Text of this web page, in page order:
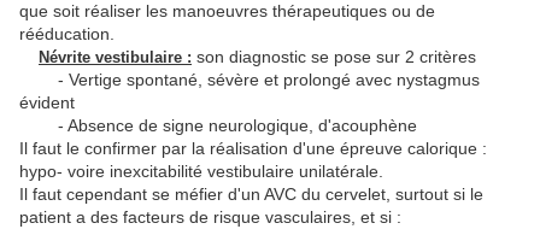
que soit réaliser les manoeuvres thérapeutiques ou de
rééducation.
Névrite vestibulaire : son diagnostic se pose sur 2 critères
- Vertige spontané, sévère et prolongé avec nystagmus
évident
- Absence de signe neurologique, d'acouphène
Il faut le confirmer par la réalisation d'une épreuve calorique :
hypo- voire inexcitabilité vestibulaire unilatérale.
Il faut cependant se méfier d'un AVC du cervelet, surtout si le
patient a des facteurs de risque vasculaires, et si :